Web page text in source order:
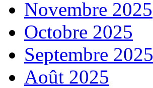
Novembre 2025
Octobre 2025
Septembre 2025
Août 2025